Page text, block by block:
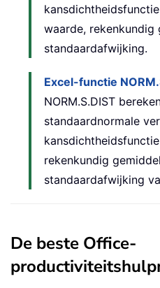
waarde, rekenkundig
standaardafwijking.
Excel-functie
NORM.S.DIST
standaardnormale
rekenkundig
standaardafwijking
De beste Office-